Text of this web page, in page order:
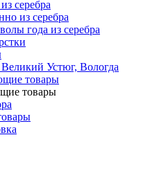
серебра
из серебра
года из серебра
Устюг, Вологда
товары
товары